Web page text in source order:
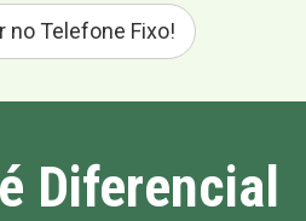
no Telefone Fixo!
é Diferencial